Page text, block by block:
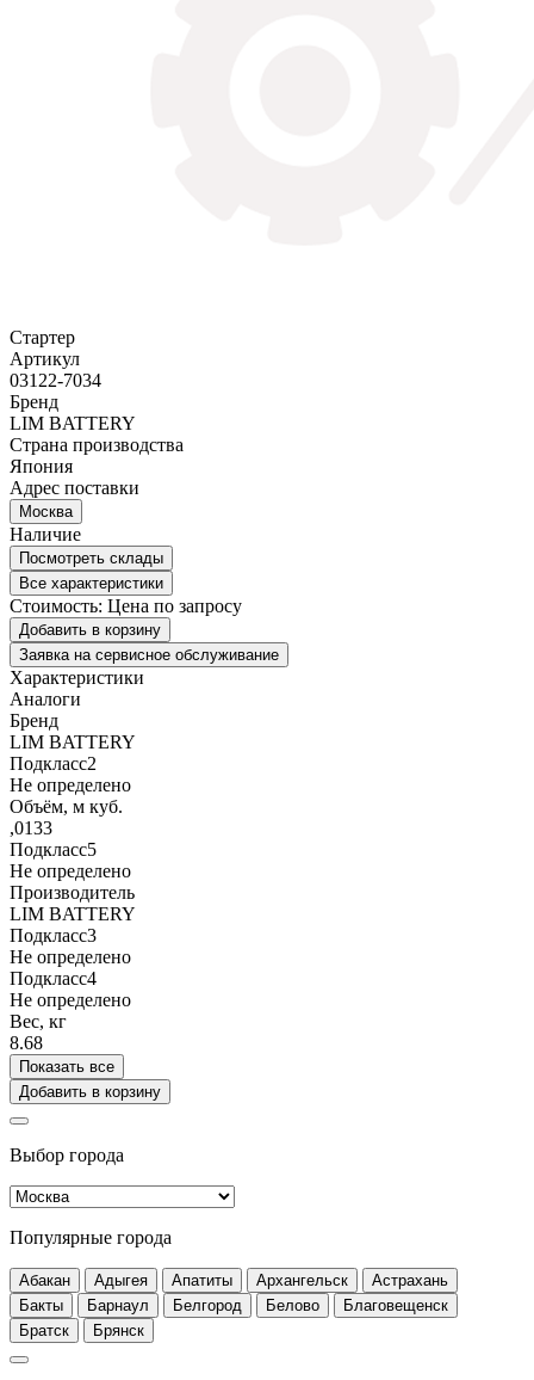
Стартeр
Артикул
03122-7034
Бренд
LIM BATTERY
Страна производства
Япония
Адрес поставки
Москва
Наличие
Посмотреть склады
Все характеристики
Стоимость: Цена по запросу
Добавить в корзину
Заявка на сервисное обслуживание
Характеристики
Аналоги
Бренд
LIM BATTERY
Подкласс2
Не определено
Объём, м куб.
,0133
Подкласс5
Не определено
Производитель
LIM BATTERY
Подкласс3
Не определено
Подкласс4
Не определено
Вес, кг
8.68
Показать все
Добавить в корзину
Выбор города
Популярные города
Абакан Адыгея Апатиты Архангельск
Астрахань
Бакты
Барнаул Белгород Белово
Благовещенск
Братск
Брянск